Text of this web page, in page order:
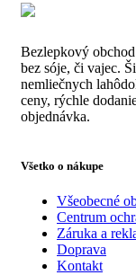
Bezlepkový
bez sóje, či vajec.
nemliečnych
ceny, rýchle
objednávka.
Všetko o nákupe
Všeobecné
Centrum
Záruka a
Doprava
Kontakt